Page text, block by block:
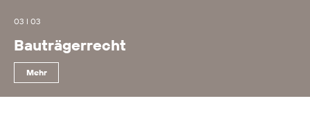
03 I 03
Bauträgerrecht
Mehr